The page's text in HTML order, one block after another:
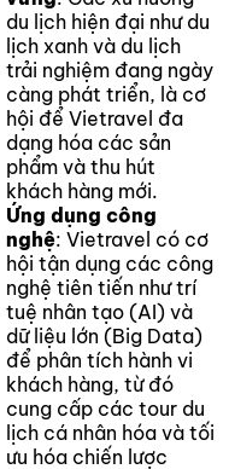
du lịch hiện đại như du
lịch xanh và du lịch
trải nghiệm đang ngày
càng phát triển, là cơ
hội để Vietravel đa
dạng hóa các sản
phẩm và thu hút
khách hàng mới.
Ứng dụng công
nghệ: Vietravel có cơ
hội tận dụng các công
nghệ tiên tiến như trí
tuệ nhân tạo (AI) và
dữ liệu lớn (Big Data)
để phân tích hành vi
khách hàng, từ đó
cung cấp các tour du
lịch cá nhân hóa và tối
ưu hóa chiến lược